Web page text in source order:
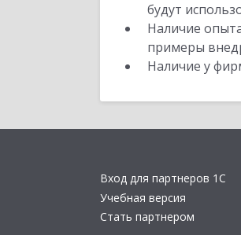
будут
Наличие
примеры
Наличие у
Вход для партнеров 1С
Учебная версия
Стать партнером